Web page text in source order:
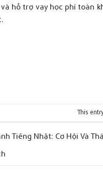
hỗ trợ vay học phí toàn
This
Tiếng Nhật: Cơ Hội Và